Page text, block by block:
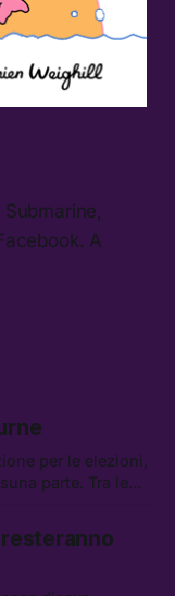
A
per le elezioni,
parte. Tra le
hanno perso il
la coalizione, e
agenti IA